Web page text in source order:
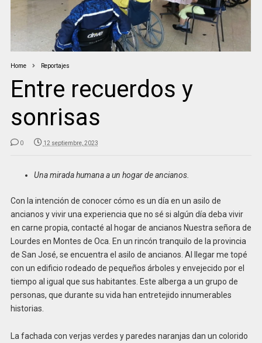
Home Reportajes
Entre recuerdos y
sonrisas
0 12 septiembre, 2023
Una mirada humana a un hogar de ancianos.
Con la intención de conocer cómo es un día en un asilo de
ancianos y vivir una experiencia que no sé si algún día deba vivir
en carne propia, contacté al hogar de ancianos Nuestra señora de
Lourdes en Montes de Oca. En un rincón tranquilo de la provincia
de San José, se encuentra el asilo de ancianos. Al llegar me topé
con un edificio rodeado de pequeños árboles y envejecido por el
tiempo al igual que sus habitantes. Este alberga a un grupo de
personas, que durante su vida han entretejido innumerables
historias.
La fachada con verjas verdes y paredes naranjas dan un colorido